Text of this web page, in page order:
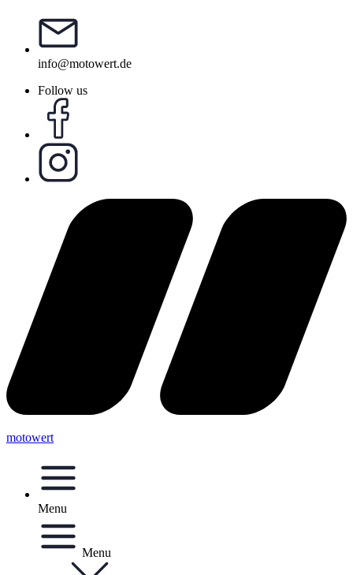
info@motowert.de
Follow us
motowert
Menu
Menu